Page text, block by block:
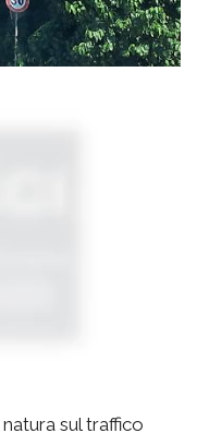
sul traffico